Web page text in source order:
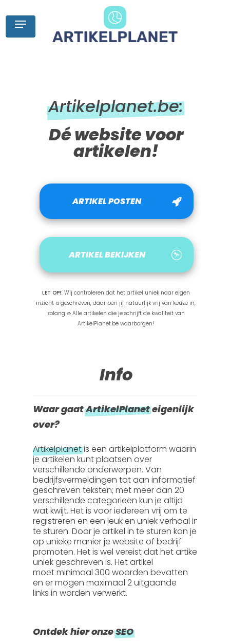
content
Menu
Artikelplanet.be:
Dé website voor
artikelen!
ARTIKEL POSTEN
ARTIKEL BEKIJKEN
LET OP!: Wij controleren dat het artikel uniek naar eigen
inzicht is geschreven, daar ben jij natuurlijk vrij van keuze in,
zolang ➮ Alle artikelen die je schrijft de kwaliteit van
ArtikelPlanet.be waarborgen!
Info
Waar gaatArtikelPlaneteigenlijk
over?
Artikelplanetis een artikelplatform waarin
je artikelen kunt plaatsen over
verschillende onderwerpen. Van
bedrijfsvermeldingen tot aan informatief
geschreven teksten; met meer dan 20
verschillende categorieën kun je altijd
wat kwijt. Het is voor iedereen vrij om te
registreren en een leuk en uniek verhaal in
te sturen. Door je artikel in te sturen kan je
op unieke manier je website of bedrijf
promoten. Het is wel vereist dat het artikel
uniek geschreven is. Het artikel
moetminimaal 300 woorden bevatten
en er mogenmaximaal 2 uitgaande
links in worden verwerkt.
Ontdek hier onzeSEO